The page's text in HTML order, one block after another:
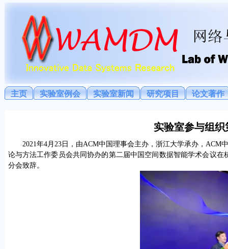
主页 实验室例会 实验室新闻 研究项目 论文著作
实验室参与组
2021年4月 23日，由ACM中国理事会主办，浙江大学承办， ACM
论与方法工作委员会共同协办的第二届中国空间数据智能学术会议在
分会致辞。